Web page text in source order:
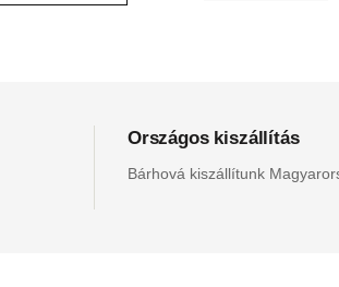
Országos kiszállítás
Bárhová kiszállítunk